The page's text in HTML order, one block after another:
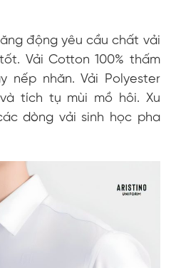
động yêu cầu chất vải
Vải Cotton 100% thấm
nếp nhăn. Vải Polyester
tích tụ mùi mồ hôi. Xu
dòng vải sinh học pha